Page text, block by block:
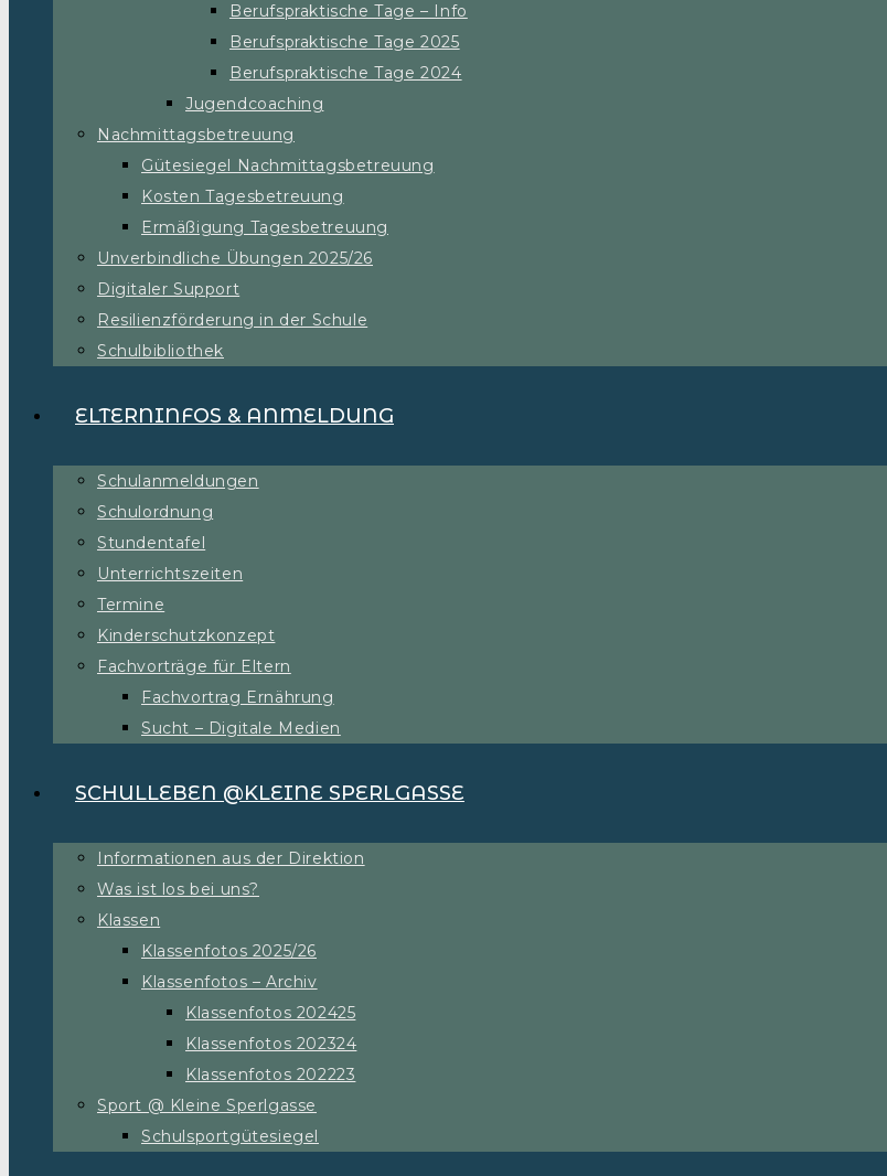
Berufspraktische Tage – Info
Berufspraktische Tage 2025
Berufspraktische Tage 2024
Jugendcoaching
Nachmittagsbetreuung
Gütesiegel Nachmittagsbetreuung
Kosten Tagesbetreuung
Ermäßigung Tagesbetreuung
Unverbindliche Übungen 2025/26
Digitaler Support
Resilienzförderung in der Schule
Schulbibliothek
ELTERNINFOS & ANMELDUNG
Schulanmeldungen
Schulordnung
Stundentafel
Unterrichtszeiten
Termine
Kinderschutzkonzept
Fachvorträge für Eltern
Fachvortrag Ernährung
Sucht – Digitale Medien
SCHULLEBEN @KLEINE SPERLGASSE
Informationen aus der Direktion
Was ist los bei uns?
Klassen
Klassenfotos 2025/26
Klassenfotos – Archiv
Klassenfotos 202425
Klassenfotos 202324
Klassenfotos 202223
Sport @ Kleine Sperlgasse
Schulsportgütesiegel